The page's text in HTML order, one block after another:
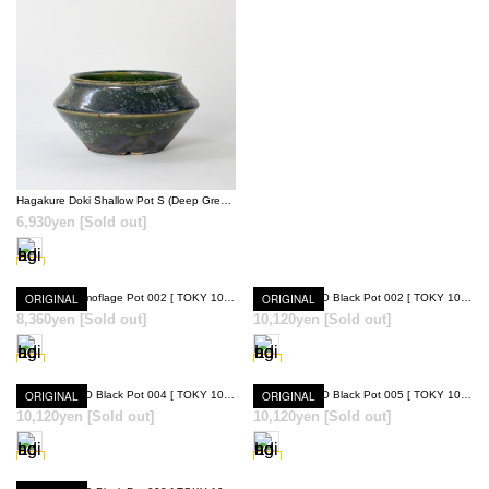
SOLD OUT
6,930yen [Sold out]
ORIGINAL
8,360yen [Sold out]
ORIGINAL
10,120yen [Sold out]
ORIGINAL
10,120yen [Sold out]
ORIGINAL
10,120yen [Sold out]